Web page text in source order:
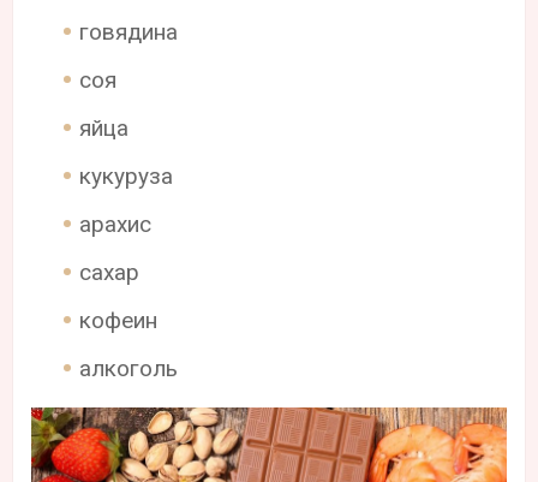
говядина
соя
яйца
кукуруза
арахис
сахар
кофеин
алкоголь